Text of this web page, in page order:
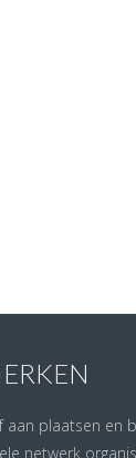
aan plaatsen en
netwerk